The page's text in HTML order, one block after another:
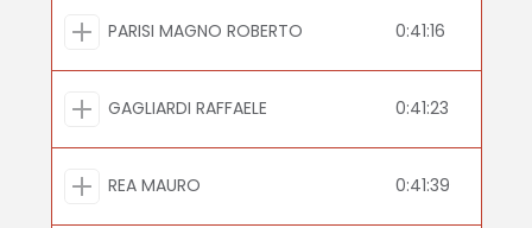
PARISI MAGNO ROBERTO 0:41:16
GAGLIARDI RAFFAELE 0:41:23
REA MAURO 0:41:39